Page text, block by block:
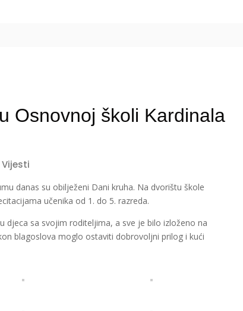
Osnovnoj školi Kardinala
Vijesti
danas su obilježeni Dani kruha. Na dvorištu škole
učenika od 1. do 5. razreda.
djeca sa svojim roditeljima, a sve je bilo izloženo na
blagoslova moglo ostaviti dobrovoljni prilog i kući